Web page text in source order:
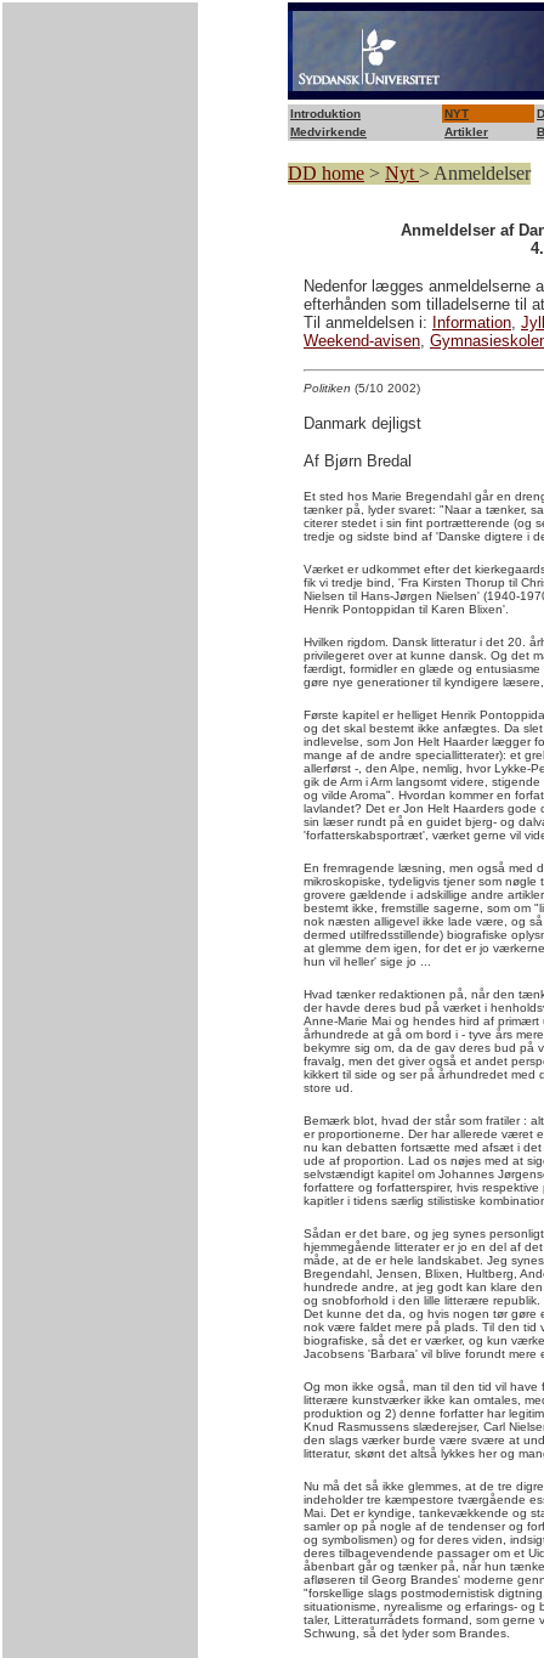
Introduktion NYT
Medvirkende
Artikler
DD home > Nyt > Anmeldelser
Anmeldelser af
Nedenfor lægges anmeldelserne
efterhånden som tilladelserne til
Til anmeldelsen i: Information,
Weekend-avisen,
Politiken (5/10 2002)
Danmark dejligst
Af Bjørn Bredal
Et sted hos Marie Bregendahl går en
tænker på, lyder svaret: "Naar a tænker,
citerer stedet i sin fint portrætterende (og
tredje og sidste bind af 'Danske digtere i
Værket er udkommet efter det
fik vi tredje bind, 'Fra Kirsten Thorup til
Nielsen til Hans-Jørgen Nielsen' (1940-
Henrik Pontoppidan til Karen Blixen'.
Hvilken rigdom. Dansk litteratur i det 20.
privilegeret over at kunne dansk. Og det
færdigt, formidler en glæde og entusiasme
gøre nye generationer til kyndigere
Første kapitel er helliget Henrik
og det skal bestemt ikke anfægtes. Da
indlevelse, som Jon Helt Haarder lægger
mange af de andre speciallitterater): et
allerførst -, den Alpe, nemlig, hvor Lykke-
gik de Arm i Arm langsomt videre,
og vilde Aroma". Hvordan kommer en
lavlandet? Det er Jon Helt Haarders
sin læser rundt på en guidet bjerg- og
'forfatterskabsportræt', værket gerne vil
En fremragende læsning, men også med
mikroskopiske, tydeligvis tjener som
grovere gældende i adskillige andre
bestemt ikke, fremstille sagerne, som om
nok næsten alligevel ikke lade være, og
dermed utilfredsstillende) biografiske
at glemme dem igen, for det er jo
hun vil heller' sige jo ...
Hvad tænker redaktionen på, når den
der havde deres bud på værket i
Anne-Marie Mai og hendes hird af
århundrede at gå om bord i - tyve års
bekymre sig om, da de gav deres bud på
fravalg, men det giver også et andet
kikkert til side og ser på århundredet
store ud.
Bemærk blot, hvad der står som fratiler :
er proportionerne. Der har allerede været
nu kan debatten fortsætte med afsæt i det
ude af proportion. Lad os nøjes med at
selvstændigt kapitel om Johannes
forfattere og forfatterspirer, hvis
kapitler i tidens særlig stilistiske
Sådan er det bare, og jeg synes
hjemmegående litterater er jo en del af
måde, at de er hele landskabet. Jeg
Bregendahl, Jensen, Blixen, Hultberg,
hundrede andre, at jeg godt kan klare
og snobforhold i den lille litterære
Det kunne det da, og hvis nogen tør gøre
nok være faldet mere på plads. Til den tid
biografiske, så det er værker, og kun
Jacobsens 'Barbara' vil blive forundt
Og mon ikke også, man til den tid vil
litterære kunstværker ikke kan omtales,
produktion og 2) denne forfatter har
Knud Rasmussens slæderejser, Carl
den slags værker burde være svære at
litteratur, skønt det altså lykkes her og
Nu må det så ikke glemmes, at de tre
indeholder tre kæmpestore tværgående
Mai. Det er kyndige, tankevækkende og
samler op på nogle af de tendenser og
og symbolismen) og for deres viden,
deres tilbagevendende passager om et
åbenbart går og tænker på, når hun
afløseren til Georg Brandes' moderne
"forskellige slags postmodernistisk
situationisme, nyrealisme og erfarings- og
taler, Litteraturrådets formand, som
Schwung, så det lyder som Brandes.